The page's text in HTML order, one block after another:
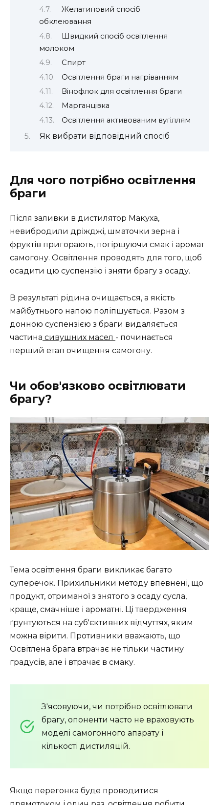
Желатиновий спосіб
обклеювання
Швидкий спосіб освітлення
молоком
Спирт
Освітлення браги нагріванням
Вінофлок для освітлення браги
Марганцівка
Освітлення активованим вугіллям
Як вибрати відповідний спосіб
Для чого потрібно освітлення
браги
Після заливки в дистилятор Макуха,
невибродили дріжджі, шматочки зерна і
фруктів пригорають, погіршуючи смак і аромат
самогону. Освітлення проводять для того, щоб
осадити цю суспензію і зняти брагу з осаду.
В результаті рідина очищається, а якість
майбутнього напою поліпшується. Разом з
донною суспензією з браги видаляється
частина сивушних масел - починається
перший етап очищення самогону.
Чи обов'язково освітлювати
брагу?
Тема освітлення браги викликає багато
суперечок. Прихильники методу впевнені, що
продукт, отриманої з знятого з осаду сусла,
краще, смачніше і ароматні. Ці твердження
ґрунтуються на суб'єктивних відчуттях, яким
можна вірити. Противники вважають, що
Освітлена брага втрачає не тільки частину
градусів, але і втрачає в смаку.
З'ясовуючи, чи потрібно освітлювати
брагу, опоненти часто не враховують
моделі самогонного апарату і
кількості дистиляцій.
Якщо перегонка буде проводитися